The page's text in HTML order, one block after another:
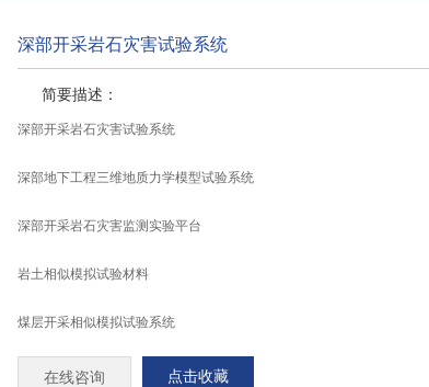
深部开采岩石灾害试验系统
简要描述：
深部开采岩石灾害试验系统
深部地下工程三维地质力学模型试验系统
深部开采岩石灾害监测实验平台
岩土相似模拟试验材料
煤层开采相似模拟试验系统
在线咨询 点击收藏